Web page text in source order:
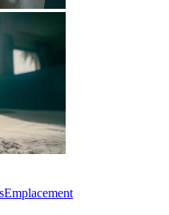
Emplacement